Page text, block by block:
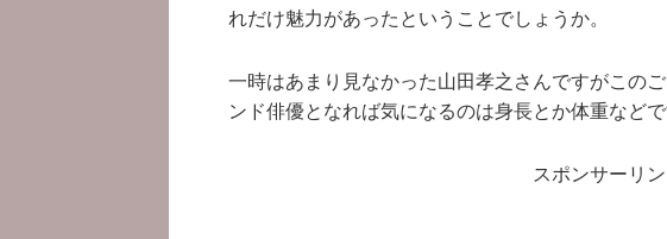
れだけ魅力があったということでしょうか。
一時はあまり見なかった山田孝之さんですがこの
ンド俳優となれば気になるのは身長とか体重など
スポンサーリン